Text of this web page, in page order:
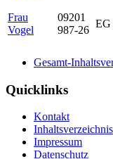
Frau
Vogel
09201
987-26
EG
Gesamt-
Quicklinks
Kontakt
Inhaltsverzeichnis
Impressum
Datenschutz